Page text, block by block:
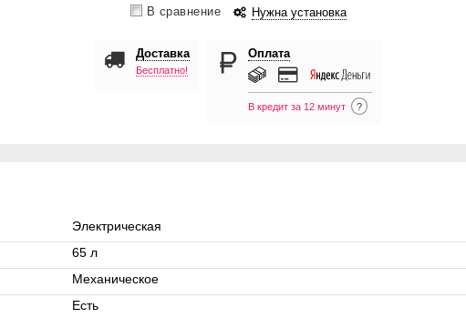
В сравнение Нужна установка
Доставка
Бесплатно!
Оплата
В кредит за 12 минут ?
Электрическая
65 л
Механическое
Есть